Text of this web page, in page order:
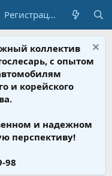
Регистрация
коллектив
с опытом
и корейского
и надежном
перспективу!
98